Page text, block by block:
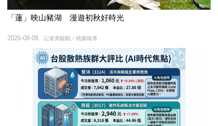
「蓮」映山豬湖 漫遊初秋好時光
記者黃駿騏／桃園報導
2026-08-08